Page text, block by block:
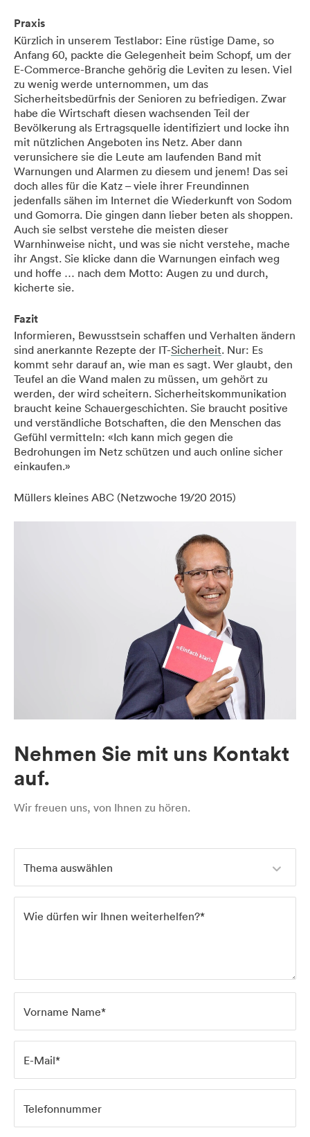
Praxis
Kürzlich in unserem Testlabor: Eine rüstige Dame, so
Anfang 60, packte die Gelegenheit beim Schopf, um der
E-Commerce-Branche gehörig die Leviten zu lesen. Viel
zu wenig werde unternommen, um das
Sicherheitsbedürfnis der Senioren zu befriedigen. Zwar
habe die Wirtschaft diesen wachsenden Teil der
Bevölkerung als Ertragsquelle identifiziert und locke ihn
mit nützlichen Angeboten ins Netz. Aber dann
verunsichere sie die Leute am laufenden Band mit
Warnungen und Alarmen zu diesem und jenem! Das sei
doch alles für die Katz – viele ihrer Freundinnen
jedenfalls sähen im Internet die Wiederkunft von Sodom
und Gomorra. Die gingen dann lieber beten als shoppen.
Auch sie selbst verstehe die meisten dieser
Warnhinweise nicht, und was sie nicht verstehe, mache
ihr Angst. Sie klicke dann die Warnungen einfach weg
und hoffe … nach dem Motto: Augen zu und durch,
kicherte sie.
Fazit
Informieren, Bewusstsein schaffen und Verhalten ändern
sind anerkannte Rezepte der IT-Sicherheit. Nur: Es
kommt sehr darauf an, wie man es sagt. Wer glaubt, den
Teufel an die Wand malen zu müssen, um gehört zu
werden, der wird scheitern. Sicherheitskommunikation
braucht keine Schauergeschichten. Sie braucht positive
und verständliche Botschaften, die den Menschen das
Gefühl vermitteln: «Ich kann mich gegen die
Bedrohungen im Netz schützen und auch online sicher
einkaufen.»
Müllers kleines ABC (Netzwoche 19/20 2015)
Nehmen Sie mit uns Kontakt
auf.
Wir freuen uns, von Ihnen zu hören.
Thema auswählen
Wie dürfen wir Ihnen weiterhelfen?*
Vorname Name*
E-Mail*
Telefonnummer
Startseite
Leistungen
Projekte